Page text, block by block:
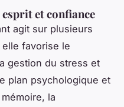
et confiance
agit sur plusieurs
favorise le
gestion du stress et
plan psychologique et
la